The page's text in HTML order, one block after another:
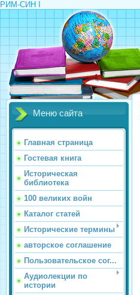
РИМ-СИН I
Меню сайта
Главная страница
Гостевая книга
Историческая
библиотека
100 великих войн
Каталог статей
Исторические термины
авторское соглашение
Пользовательское сог...
Аудиолекции по
истории